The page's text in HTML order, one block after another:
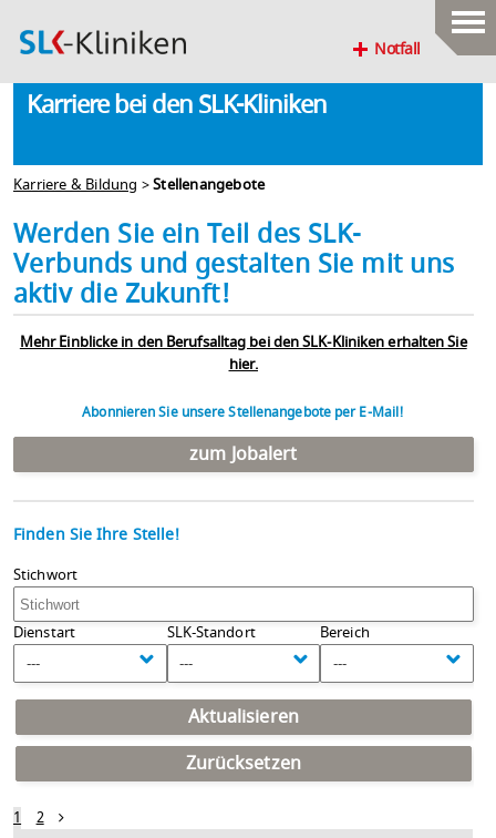
Notfall
Karriere bei den SLK-Kliniken
Karriere & Bildung >Stellenangebote
Werden Sie ein Teil des SLK-
Verbunds und gestalten Sie mit uns
aktiv die Zukunft!
Mehr Einblicke in den Berufsalltag bei den SLK-Kliniken erhalten Sie
hier.
Abonnieren Sie unsere Stellenangebote per E-Mail!
zum Jobalert
Finden Sie Ihre Stelle!
Stichwort
Dienstart
---
SLK-Standort
---
Bereich
---
Aktualisieren
Zurücksetzen
1
2